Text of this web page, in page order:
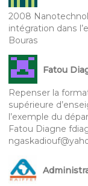
2008
intégration dans
Bouras
Fatou
Repenser la
supérieure
l’exemple du
Fatou Diagne